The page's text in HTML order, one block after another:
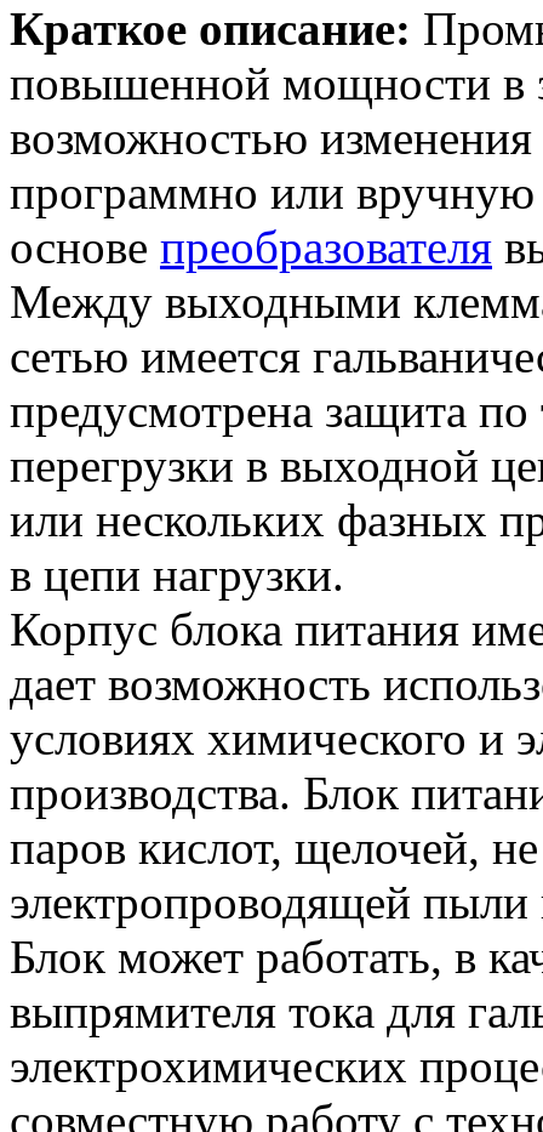
Краткое описание:
повышенной мощности в
возможностью
программно или
основе преобразователя
Между выходными
сетью имеется
предусмотрена защита
перегрузки в выходной
или нескольких фазных
в цепи нагрузки.
Корпус блока питания
дает возможность
условиях химического и
производства. Блок
паров кислот, щелочей,
электропроводящей пыли
Блок может работать, в
выпрямителя тока для
электрохимических
совместную работу с